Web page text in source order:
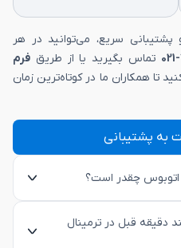
پشتیبانی سریع، می‌توانید در هر
تماس بگیرید یا از طریق فرم
تا همکاران ما در کوتاه‌ترین زمان
به پشتیبانی
اتوبوس چقدر است؟
دقیقه قبل در ترمینال